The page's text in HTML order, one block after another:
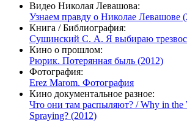
Видео Николая Левашова:
Узнаем правду о Николае Левашове
Книга / Библиография:
Сушинский С. А. Я выбираю
Кино о прошлом:
Рюрик. Потерянная быль (2012)
Фотография:
Erez Marom. Фотография
Кино документальное разное:
Что они там распыляют? / Why in the
Spraying? (2012)